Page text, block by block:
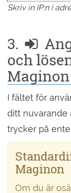
Skriv in IP:n i
3.
och
I fältet för
ditt nuvarande
trycker på
Maginon
Om du är